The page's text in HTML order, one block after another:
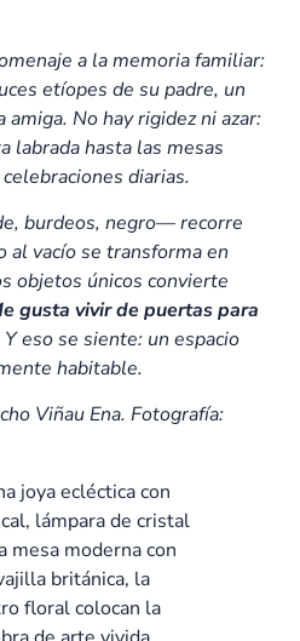
a la memoria familiar:
etíopes de su padre, un
No hay rigidez ni azar:
labrada hasta las mesas
diarias.
burdeos, negro— recorre
al vacío se transforma en
objetos únicos convierte
gusta vivir de puertas para
eso se siente: un espacio
habitable.
Viñau Ena. Fotografía: